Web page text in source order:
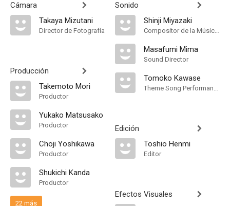
Cámara
Takaya Mizutani
Director de Fotografía
Producción
Takemoto Mori
Productor
Yukako Matsusako
Productor
Choji Yoshikawa
Productor
Shukichi Kanda
Productor
22 más
Sonido
Shinji Miyazaki
Compositor de la Música Original, Música
Masafumi Mima
Sound Director
Tomoko Kawase
Theme Song Performance
Edición
Toshio Henmi
Editor
Efectos Visuales